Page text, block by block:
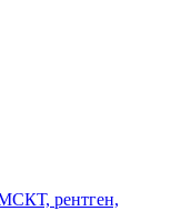
рентген,